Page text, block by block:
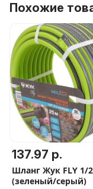
Похожие
137.97 р.
Шланг Жук FLY 1/
(зеленый/серый)